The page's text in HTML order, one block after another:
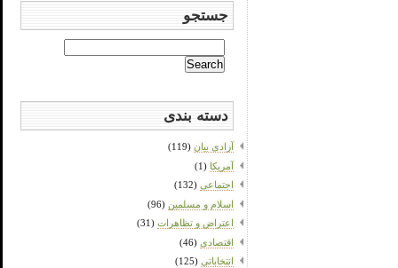
جستجو
for:
دسته بندی
آزادی بیان (119)
آمریکا (1)
اجتماعی (132)
اسلام و مسلمین (96)
اعتراض و تظاهرات (31)
اقتصادی (46)
انتخاباتی (125)